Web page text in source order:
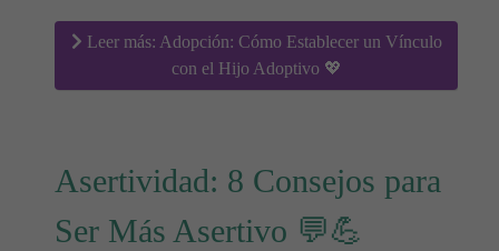
Leer más: Adopción: Cómo Establecer un Vínculo
con el Hijo Adoptivo 💖
Asertividad: 8 Consejos para
Ser Más Asertivo 💬💪